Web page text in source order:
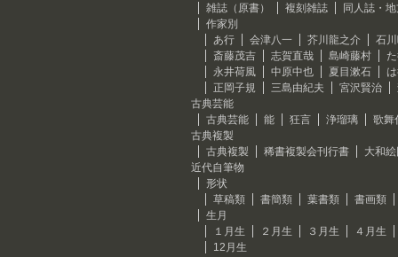
雑誌（原書）
複刻雑誌
同人誌・
作家別
あ行
会津八一 芥川龍之介
石
斎藤茂吉
志賀直哉 島崎藤村
永井荷風
中原中也 夏目漱石
正岡子規
三島由紀夫 宮沢賢治
古典芸能
古典芸能
能 狂言 浄瑠璃
歌舞
古典複製
古典複製
稀書複製会刊行書
大和
近代自筆物
形状
草稿類
書簡類 葉書類
書画類
生月
１月生
２月生 ３月生
４月生
12月生